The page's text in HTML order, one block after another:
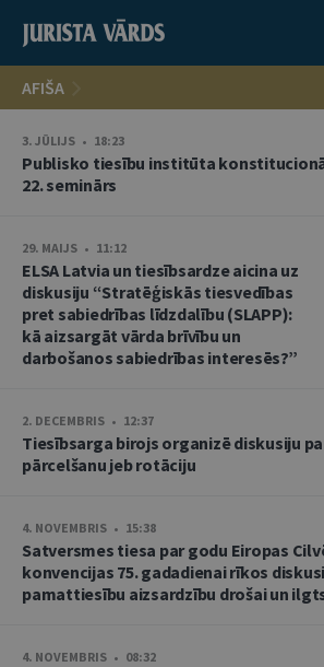
AFIŠA
3. JŪLIJS • 18:23
Publisko tiesību institūta
22. seminārs
29. MAIJS • 11:12
ELSA Latvia un tiesībsardze aicina uz
diskusiju “Stratēģiskās tiesvedības
pret sabiedrības līdzdalību (SLAPP):
kā aizsargāt vārda brīvību un
darbošanos sabiedrības interesēs?”
2. DECEMBRIS • 12:37
Tiesībsarga birojs organizē diskusiju
pārcelšanu jeb rotāciju
4. NOVEMBRIS • 15:38
Satversmes tiesa par godu Eiropas
konvencijas 75. gadadienai rīkos
pamattiesību aizsardzību drošai un
4. NOVEMBRIS • 08:32